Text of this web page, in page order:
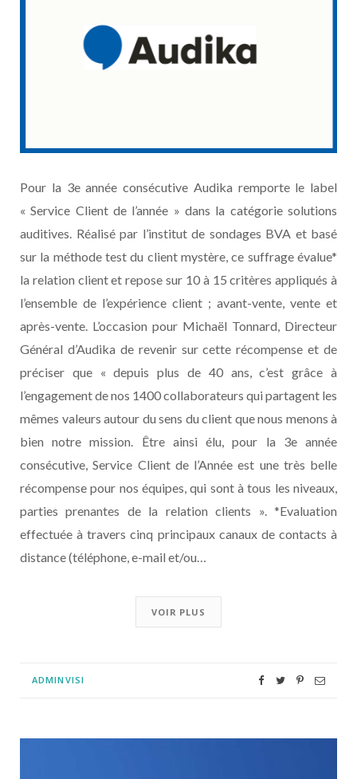
Pour la 3e année consécutive Audika remporte le label
« Service Client de l’année » dans la catégorie solutions
auditives. Réalisé par l’institut de sondages BVA et basé
sur la méthode test du client mystère, ce suffrage évalue*
la relation client et repose sur 10 à 15 critères appliqués à
l’ensemble de l’expérience client ; avant-vente, vente et
après-vente. L’occasion pour Michaël Tonnard, Directeur
Général d’Audika de revenir sur cette récompense et de
préciser que « depuis plus de 40 ans, c’est grâce à
l’engagement de nos 1400 collaborateurs qui partagent les
mêmes valeurs autour du sens du client que nous menons à
bien notre mission. Être ainsi élu, pour la 3e année
consécutive, Service Client de l’Année est une très belle
récompense pour nos équipes, qui sont à tous les niveaux,
parties prenantes de la relation clients ». *Evaluation
effectuée à travers cinq principaux canaux de contacts à
distance (téléphone, e-mail et/ou…
VOIR PLUS
ADMINVISI